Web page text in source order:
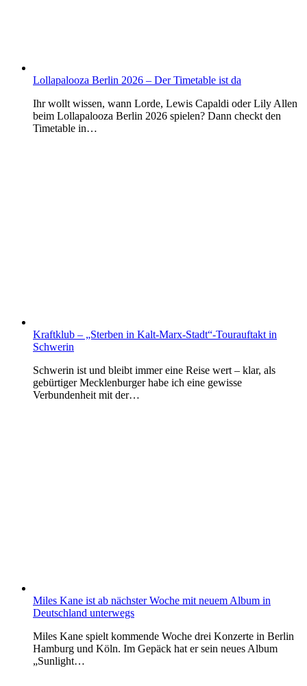
Lollapalooza Berlin 2026 – Der Timetable ist da
Ihr wollt wissen, wann Lorde, Lewis Capaldi oder Lily Allen
beim Lollapalooza Berlin 2026 spielen? Dann checkt den
Timetable in…
Kraftklub – „Sterben in Kalt-Marx-Stadt“-Tourauftakt in
Schwerin
Schwerin ist und bleibt immer eine Reise wert – klar, als
gebürtiger Mecklenburger habe ich eine gewisse
Verbundenheit mit der…
Miles Kane ist ab nächster Woche mit neuem Album in
Deutschland unterwegs
Miles Kane spielt kommende Woche drei Konzerte in Berlin
Hamburg und Köln. Im Gepäck hat er sein neues Album
„Sunlight…